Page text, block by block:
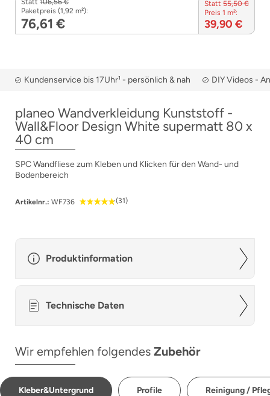
Statt 106,56 €
Paketpreis (1,92 m²):
76,61 €
Statt 55,50 €
Preis 1 m²:
39,90 €
Kundenservice bis 17Uhr¹ - persönlich & nah DIY Videos -
planeo Wandverkleidung Kunststoff -
Wall&Floor Design White supermatt 80 x
40 cm
SPC Wandfliese zum Kleben und Klicken für den Wand- und
Bodenbereich
Artikelnr.: WF736 (31)
Produktinformation
Technische Daten
Wir empfehlen folgendes Zubehör
Kleber&Untergrund Profile Reinigung /